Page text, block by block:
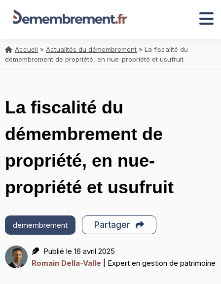
Accueil » Actualités du démembrement » La fiscalité du
démembrement de propriété, en nue-propriété et usufruit
La fiscalité du
démembrement de
propriété, en nue-
propriété et usufruit
demembrement Partager
Publié le 16 avril 2025
Romain Della-Valle
| Expert en gestion de patrimoine